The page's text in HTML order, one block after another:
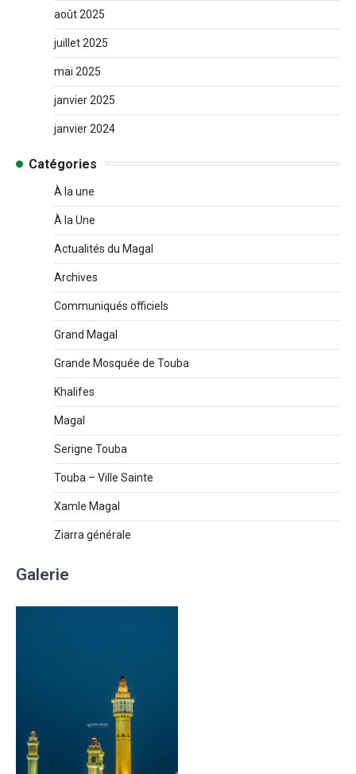
août 2025
juillet 2025
mai 2025
janvier 2025
janvier 2024
Catégories
À la une
À la Une
Actualités du Magal
Archives
Communiqués officiels
Grand Magal
Grande Mosquée de Touba
Khalifes
Magal
Serigne Touba
Touba – Ville Sainte
Xamle Magal
Ziarra générale
Galerie